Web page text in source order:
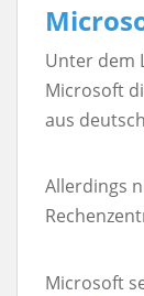
Unter dem
Microsoft
aus
Allerdings
Microsoft